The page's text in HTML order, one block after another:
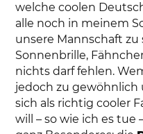
welche coolen
alle noch in meinem
unsere Mannschaft
Sonnenbrille,
nichts darf fehlen.
jedoch zu
sich als richtig cooler
will – so wie ich es tue